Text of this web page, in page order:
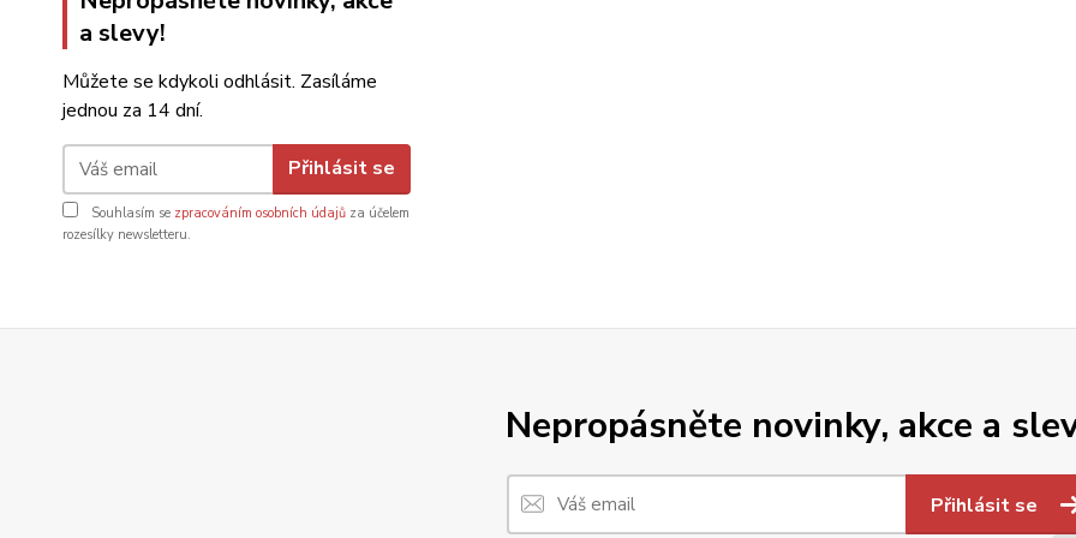
a slevy!
Můžete se kdykoli odhlásit. Zasíláme
jednou za 14 dní.
Přihlásit se
Souhlasím se zpracováním osobních údajů za účelem
rozesílky newsletteru.
Nepropásněte novinky, akce a
Přihlásit se